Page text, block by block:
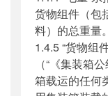
货物组件（包
料）的总重量。
1.4.5 “货物组
（“《集装箱
箱载运的任何